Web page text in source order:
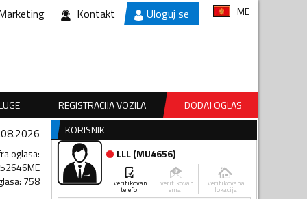
Kontakt Uloguj se ME
REGISTRACIJA VOZILA DODAJ OGLAS
oglasa:
: 758
KORISNIK
LLL(MU4656)
verifikovan
telefon
verifikovan
email
verifikovana
lokacija